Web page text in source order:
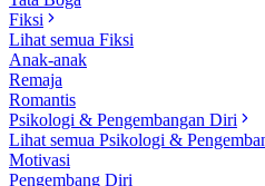
Fiksi
Lihat semua Fiksi
Anak-anak
Remaja
Romantis
Psikologi & Pengembangan Diri
Lihat semua Psikologi &
Motivasi
Pengembang Diri